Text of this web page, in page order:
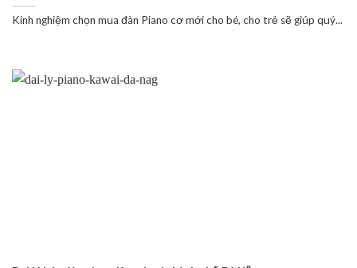
Kinh nghiệm chọn mua đàn Piano cơ mới cho bé, cho trẻ sẽ giúp quý...